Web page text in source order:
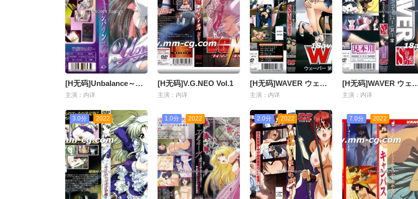
[H无码]Unbalance～アンバランス～MENU.2
主演：内详
[H无码]V.G.NEO Vol.1
主演：内详
[H无码]WAVER ウェーバー-03
主演：内详
[H无码]WAVER ウ
主演：内详
3.0分 2022 1.0分 2022 2.0分 2022 7.0分 2022